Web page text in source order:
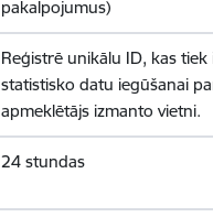
pakalpojumus)
Reģistrē unikālu ID, kas
statistisko datu iegūšanai
apmeklētājs izmanto vietni.
24 stundas